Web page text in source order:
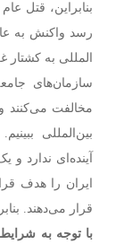
بنابراین، قتل
رسد واکنش به
المللی به کشتار
مخالفت می‌کنند
بین‌المللی
آینده‌ای ندارد و
ایران را هدف
قرار می‌دهند.
با توجه به